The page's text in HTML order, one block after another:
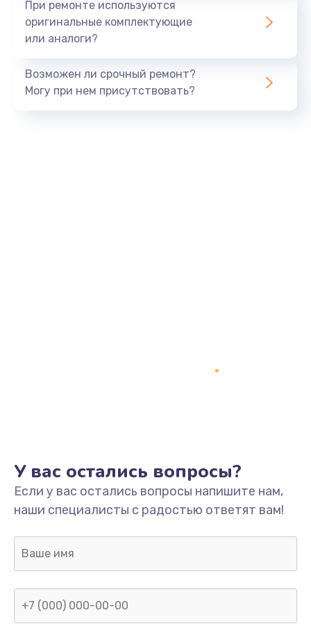
При ремонте используются
оригинальные комплектующие
или аналоги?
Возможен ли срочный ремонт?
Могу при нем присутствовать?
У вас остались вопросы?
Если у вас остались вопросы напишите нам,
наши специалисты с радостью ответят вам!